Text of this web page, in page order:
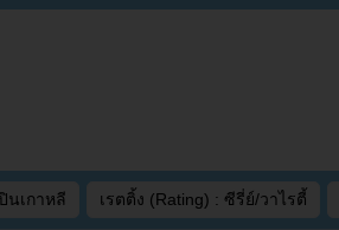
นเกาหลี เรตติ้ง (Rating) : ซีรี่ย์/วาไรตี้